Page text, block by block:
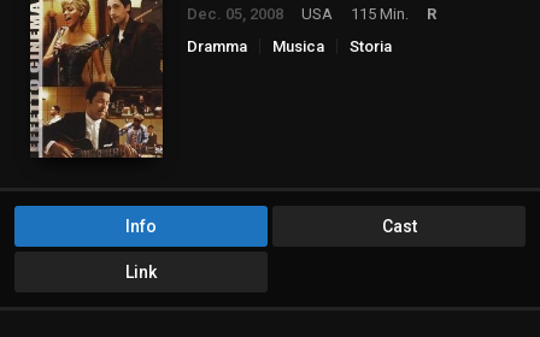
Dec. 05, 2008 USA 115 Min.
R
Dramma
Musica Storia
Info Cast
Link